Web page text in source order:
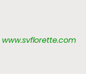
www.svflorette.com